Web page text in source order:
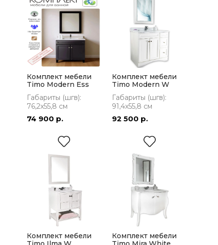
Комплект мебели
Timo Modern Ess
Габариты (шгв):
76,2x55,8 см
74 900 р.
Комплект мебели
Timo Modern W
Габариты (шгв):
91,4x55,8 см
92 500 р.
Комплект мебели
Комплект мебели